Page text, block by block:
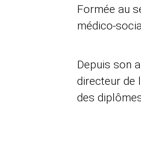
Formée au
médico-
Depuis son
directeur de
des